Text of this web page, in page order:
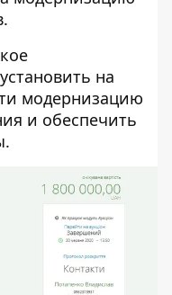
на
модернизацию
и обеспечить